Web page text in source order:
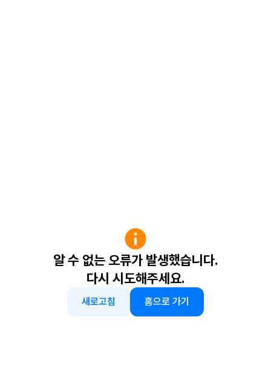
알 수 없는 오류가 발생했습니다.
다시 시도해주세요.
새로고침 홈으로 가기